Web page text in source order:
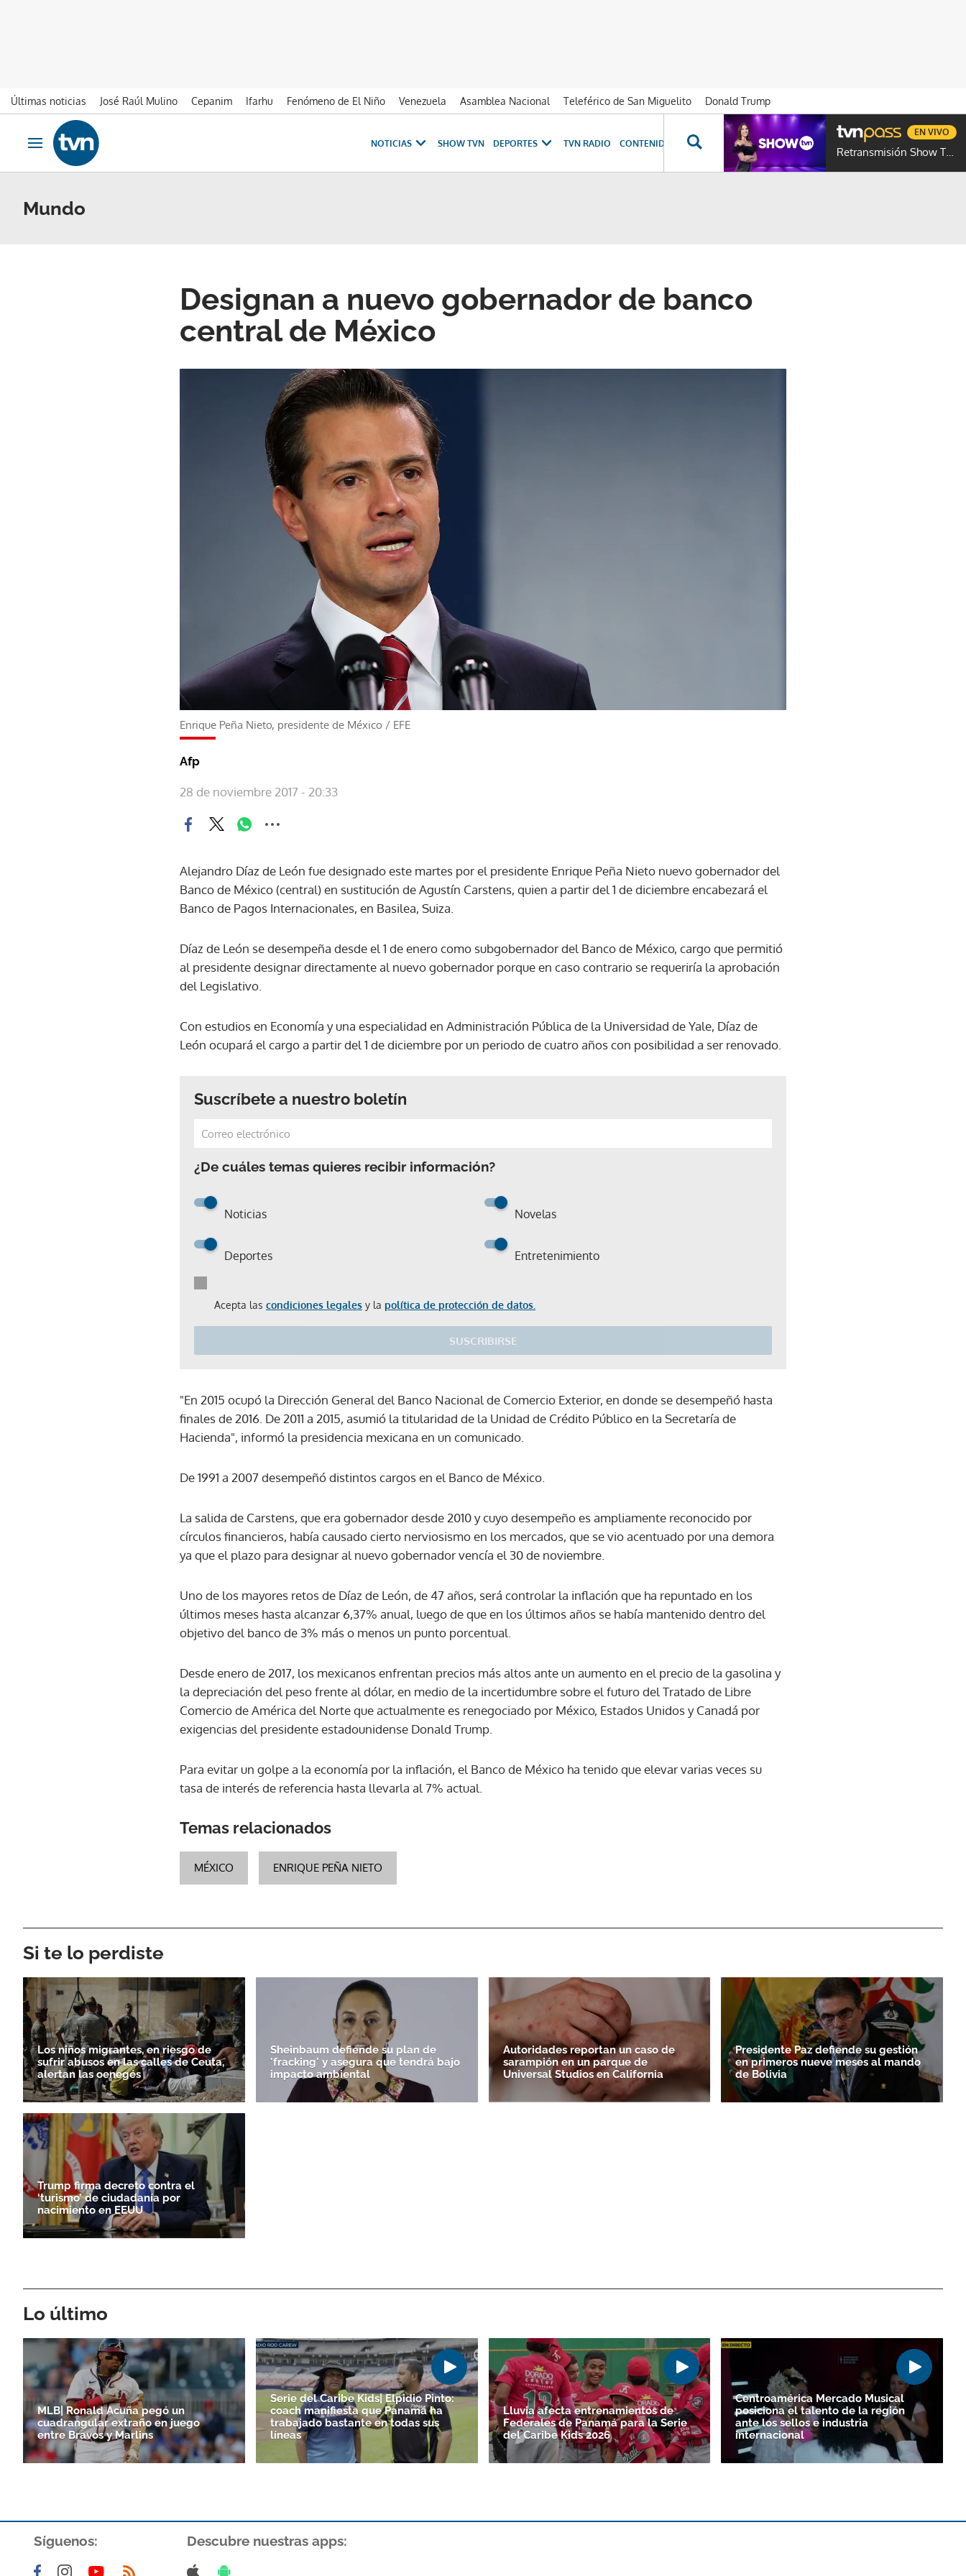
Últimas noticias José Raúl Mulino Cepanim Ifarhu Fenómeno de El Niño Venezuela Asamblea Nacional Teleférico de San Miguelito
Donald Trump
Ir al contenido
Obrir navegació
NOTICIAS SHOW TVN DEPORTES TVN RADIO CONTENIDOS ESPECIALES NOVELAS PROGRAMAS GENTE TVN
Retransmisión Show TVN
EN VIVO
Mundo
Designan a nuevo gobernador de banco
central de México
Enrique Peña Nieto, presidente de México / EFE
Afp
28 de noviembre 2017 - 20:33
Alejandro Díaz de León fue designado este martes por el presidente Enrique Peña Nieto nuevo gobernador del
Banco de México (central) en sustitución de Agustín Carstens, quien a partir del 1 de diciembre encabezará el
Banco de Pagos Internacionales, en Basilea, Suiza.
Díaz de León se desempeña desde el 1 de enero como subgobernador del Banco de México, cargo que permitió
al presidente designar directamente al nuevo gobernador porque en caso contrario se requeriría la aprobación
del Legislativo.
Con estudios en Economía y una especialidad en Administración Pública de la Universidad de Yale, Díaz de
León ocupará el cargo a partir del 1 de diciembre por un periodo de cuatro años con posibilidad a ser renovado.
Suscríbete a nuestro boletín
¿De cuáles temas quieres recibir información?
Noticias Novelas
Deportes Entretenimiento
Acepta las condiciones legales y la política de protección de datos.
SUSCRIBIRSE
Gracias por suscribirte a nuestro boletín.
"En 2015 ocupó la Dirección General del Banco Nacional de Comercio Exterior, en donde se desempeñó hasta
finales de 2016. De 2011 a 2015, asumió la titularidad de la Unidad de Crédito Público en la Secretaría de
Hacienda", informó la presidencia mexicana en un comunicado.
De 1991 a 2007 desempeñó distintos cargos en el Banco de México.
La salida de Carstens, que era gobernador desde 2010 y cuyo desempeño es ampliamente reconocido por
círculos financieros, había causado cierto nerviosismo en los mercados, que se vio acentuado por una demora
ya que el plazo para designar al nuevo gobernador vencía el 30 de noviembre.
Uno de los mayores retos de Díaz de León, de 47 años, será controlar la inflación que ha repuntado en los
últimos meses hasta alcanzar 6,37% anual, luego de que en los últimos años se había mantenido dentro del
objetivo del banco de 3% más o menos un punto porcentual.
Desde enero de 2017, los mexicanos enfrentan precios más altos ante un aumento en el precio de la gasolina y
la depreciación del peso frente al dólar, en medio de la incertidumbre sobre el futuro del Tratado de Libre
Comercio de América del Norte que actualmente es renegociado por México, Estados Unidos y Canadá por
exigencias del presidente estadounidense Donald Trump.
Para evitar un golpe a la economía por la inflación, el Banco de México ha tenido que elevar varias veces su
tasa de interés de referencia hasta llevarla al 7% actual.
Temas relacionados
MÉXICO ENRIQUE PEÑA NIETO
Si te lo perdiste
Los niños migrantes, en riesgo de
sufrir abusos en las calles de Ceuta,
alertan las oenegés
Sheinbaum defiende su plan de
'fracking' y asegura que tendrá bajo
impacto ambiental
Autoridades reportan un caso de
sarampión en un parque de
Universal Studios en California
Presidente Paz defiende su gestión
en primeros nueve meses al mando
de Bolivia
Trump firma decreto contra el
‘turismo’ de ciudadanía por
nacimiento en EEUU
Lo último
MLB| Ronald Acuña pegó un
cuadrangular extraño en juego
entre Bravos y Marlins
Serie del Caribe Kids| Elpidio Pinto:
coach manifiesta que Panamá ha
trabajado bastante en todas sus
líneas
Lluvia afecta entrenamientos de
Federales de Panamá para la Serie
del Caribe Kids 2026
Centroamérica Mercado Musical
posiciona el talento de la región
ante los sellos e industria
internacional
Síguenos: Descubre nuestras apps: